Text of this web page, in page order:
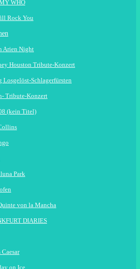
WHO
Rock You
Arien Night
Houston Tribute-Konzert
Schlagerfürsten
Tribute-Konzert
(kein Titel)
Park
von la Mancha
DIARIES
on Ice